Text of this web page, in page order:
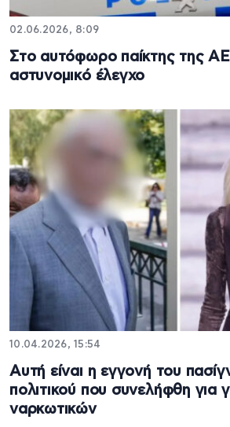
02.06.2026, 8:09
Στο αυτόφωρο παίκτης της
αστυνομικό έλεγχο
10.04.2026, 15:54
Αυτή είναι η εγγονή του
πολιτικού που συνελήφθη για
ναρκωτικών